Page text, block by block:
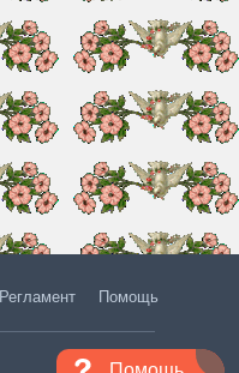
Регламент Помощь